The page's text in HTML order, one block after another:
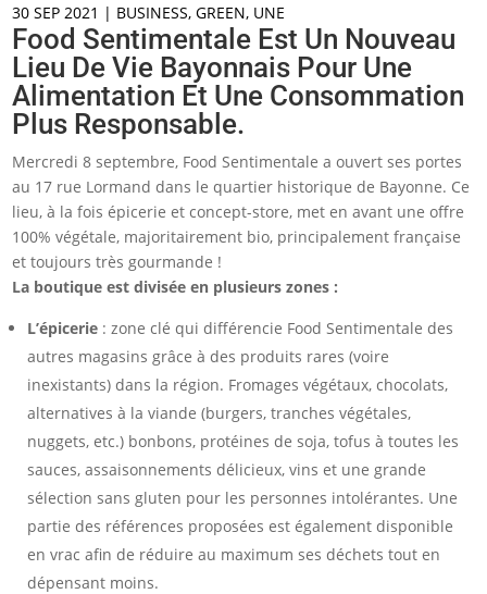
30 SEP 2021 | BUSINESS,GREEN, UNE
Food Sentimentale Est Un Nouveau
Lieu De Vie Bayonnais Pour Une
Alimentation Et Une Consommation
Plus Responsable.
Mercredi 8 septembre, Food Sentimentale a ouvert ses portes
au 17 rue Lormand dans le quartier historique de Bayonne. Ce
lieu, à la fois épicerie et concept-store, met en avant une offre
100% végétale, majoritairement bio, principalement française
et toujours très gourmande !
La boutique est divisée en plusieurs zones :
L’épicerie : zone clé qui différencie Food Sentimentale des
autres magasins grâce à des produits rares (voire
inexistants) dans la région. Fromages végétaux, chocolats,
alternatives à la viande (burgers, tranches végétales,
nuggets, etc.) bonbons, protéines de soja, tofus à toutes les
sauces, assaisonnements délicieux, vins et une grande
sélection sans gluten pour les personnes intolérantes. Une
partie des références proposées est également disponible
en vrac afin de réduire au maximum ses déchets tout en
dépensant moins.